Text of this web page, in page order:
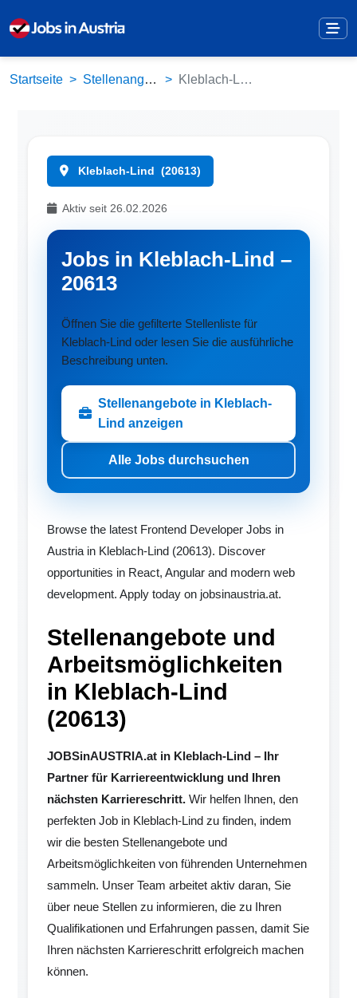
Startseite Stellenangebote Kleblach-Lind (20613)
Kleblach-Lind (20613)
Aktiv seit 26.02.2026
Jobs in Kleblach-Lind –
20613
Öffnen Sie die gefilterte Stellenliste für
Kleblach-Lind oder lesen Sie die ausführliche
Beschreibung unten.
Stellenangebote in Kleblach-
Lind anzeigen
Alle Jobs durchsuchen
Browse the latest Frontend Developer Jobs in
Austria in Kleblach-Lind (20613). Discover
opportunities in React, Angular and modern web
development. Apply today on jobsinaustria.at.
Stellenangebote und
Arbeitsmöglichkeiten
in Kleblach-Lind
(20613)
JOBSinAUSTRIA.at in Kleblach-Lind – Ihr
Partner für Karriereentwicklung und Ihren
nächsten Karriereschritt. Wir helfen Ihnen, den
perfekten Job in Kleblach-Lind zu finden, indem
wir die besten Stellenangebote und
Arbeitsmöglichkeiten von führenden Unternehmen
sammeln. Unser Team arbeitet aktiv daran, Sie
über neue Stellen zu informieren, die zu Ihren
Qualifikationen und Erfahrungen passen, damit Sie
Ihren nächsten Karriereschritt erfolgreich machen
können.